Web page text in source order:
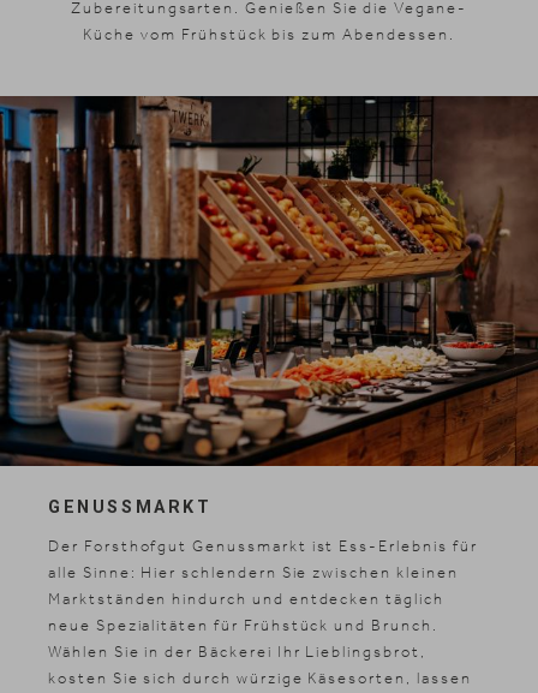
Zubereitungsarten. Genießen Sie die Vegane-
Küche vom Frühstück bis zum Abendessen.
GENUSSMARKT
Der Forsthofgut Genussmarkt ist Ess-Erlebnis für
alle Sinne: Hier schlendern Sie zwischen kleinen
Marktständen hindurch und entdecken täglich
neue Spezialitäten für Frühstück und Brunch.
Wählen Sie in der Bäckerei Ihr Lieblingsbrot,
kosten Sie sich durch würzige Käsesorten, lassen